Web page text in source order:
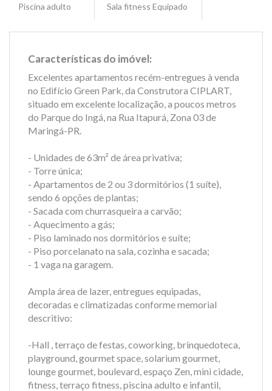
Piscina adulto
Sala fitness Equipado
Características do imóvel:
Excelentes apartamentos recém-entregues à venda
no Edifício Green Park, da Construtora CIPLART,
situado em excelente localização, a poucos metros
do Parque do Ingá, na Rua Itapurá, Zona 03 de
Maringá-PR.
- Unidades de 63m² de área privativa;
- Torre única;
- Apartamentos de 2 ou 3 dormitórios (1 suíte),
sendo 6 opções de plantas;
- Sacada com churrasqueira a carvão;
- Aquecimento a gás;
- Piso laminado nos dormitórios e suíte;
- Piso porcelanato na sala, cozinha e sacada;
- 1 vaga na garagem.
Ampla área de lazer, entregues equipadas,
decoradas e climatizadas conforme memorial
descritivo:
-Hall , terraço de festas, coworking, brinquedoteca,
playground, gourmet space, solarium gourmet,
lounge gourmet, boulevard, espaço Zen, mini cidade,
fitness, terraço fitness, piscina adulto e infantil,